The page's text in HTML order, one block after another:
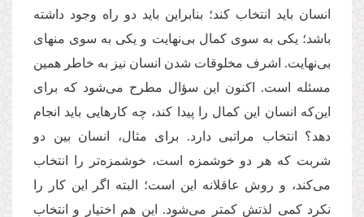
انسان باید انتخاب کند؛ بنابراین باید دو راه وجود داشته
باشد؛ یکی به سوی کمال بی‌نهایت و یکی به سوی منهای
بی‌نهایت. اشرف مخلوقات شدن انسان نیز به خاطر همین
مسئله است. اکنون این سؤال مطرح می‌شود که برای
این‌که انسان این کمال را پیدا کند، چه کارهایی باید انجام
دهد؟ انتخاب مراتبی دارد. برای مثال، انسان بین دو
شربت که هر دو خوشمزه است، خوشمزه‌تر را انتخاب
می‌کند، و روش عاقلانه این است؛ البته اگر این کار را
نکرد کمی لذتش کمتر می‌شود. این هم اختیار و انتخاب